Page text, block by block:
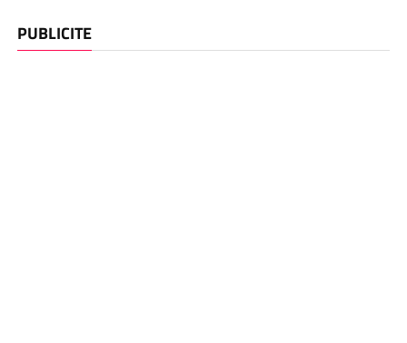
PUBLICITE